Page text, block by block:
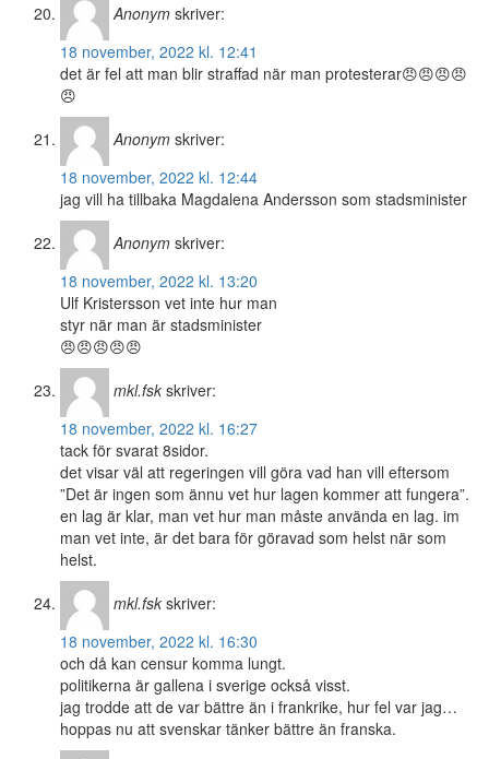
Anonym skriver:
18 november, 2022 kl. 12:41
det är fel att man blir straffad när man protesterar😠😠😠😠
😠
Anonym skriver:
18 november, 2022 kl. 12:44
jag vill ha tillbaka Magdalena Andersson som stadsminister
Anonym skriver:
18 november, 2022 kl. 13:20
Ulf Kristersson vet inte hur man
styr när man är stadsminister
😠😠😠😠😠
mkl.fsk skriver:
18 november, 2022 kl. 16:27
tack för svarat 8sidor.
det visar väl att regeringen vill göra vad han vill eftersom
”Det är ingen som ännu vet hur lagen kommer att fungera”.
en lag är klar, man vet hur man måste använda en lag. im
man vet inte, är det bara för göravad som helst när som
helst.
mkl.fsk skriver:
18 november, 2022 kl. 16:30
och då kan censur komma lungt.
politikerna är gallena i sverige också visst.
jag trodde att de var bättre än i frankrike, hur fel var jag…
hoppas nu att svenskar tänker bättre än franska.